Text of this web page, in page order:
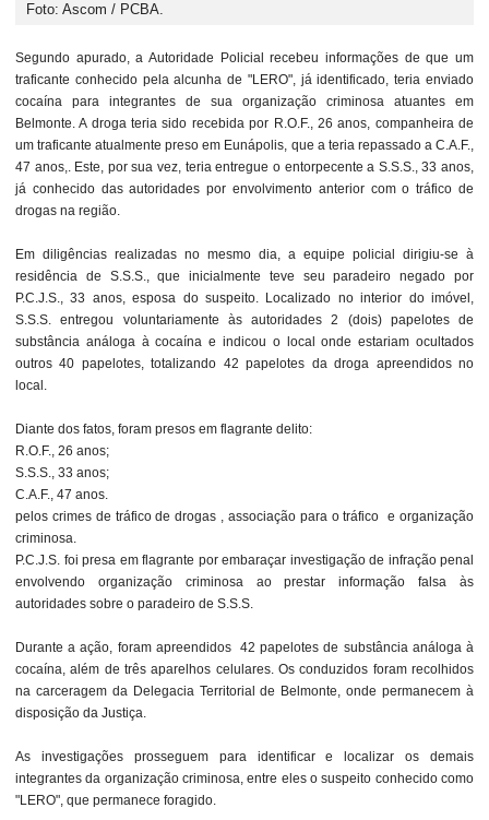
Foto: Ascom / PCBA.
Segundo apurado, a Autoridade Policial recebeu informações de que um
traficante conhecido pela alcunha de "LERO", já identificado, teria enviado
cocaína para integrantes de sua organização criminosa atuantes em
Belmonte. A droga teria sido recebida por R.O.F., 26 anos, companheira de
um traficante atualmente preso em Eunápolis, que a teria repassado a C.A.F.,
47 anos,. Este, por sua vez, teria entregue o entorpecente a S.S.S., 33 anos,
já conhecido das autoridades por envolvimento anterior com o tráfico de
drogas na região.
Em diligências realizadas no mesmo dia, a equipe policial dirigiu-se à
residência de S.S.S., que inicialmente teve seu paradeiro negado por
P.C.J.S., 33 anos, esposa do suspeito. Localizado no interior do imóvel,
S.S.S. entregou voluntariamente às autoridades 2 (dois) papelotes de
substância análoga à cocaína e indicou o local onde estariam ocultados
outros 40 papelotes, totalizando 42 papelotes da droga apreendidos no
local.
Diante dos fatos, foram presos em flagrante delito:
R.O.F., 26 anos;
S.S.S., 33 anos;
C.A.F., 47 anos.
pelos crimes de tráfico de drogas , associação para o tráfico e organização
criminosa.
P.C.J.S. foi presa em flagrante por embaraçar investigação de infração penal
envolvendo organização criminosa ao prestar informação falsa às
autoridades sobre o paradeiro de S.S.S.
Durante a ação, foram apreendidos 42 papelotes de substância análoga à
cocaína, além de três aparelhos celulares. Os conduzidos foram recolhidos
na carceragem da Delegacia Territorial de Belmonte, onde permanecem à
disposição da Justiça.
As investigações prosseguem para identificar e localizar os demais
integrantes da organização criminosa, entre eles o suspeito conhecido como
"LERO", que permanece foragido.